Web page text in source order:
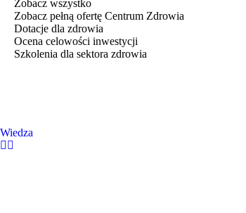
Zobacz wszystko
Zobacz pełną ofertę Centrum Zdrowia
Dotacje dla zdrowia
Ocena celowości inwestycji
Szkolenia dla sektora zdrowia
Wiedza